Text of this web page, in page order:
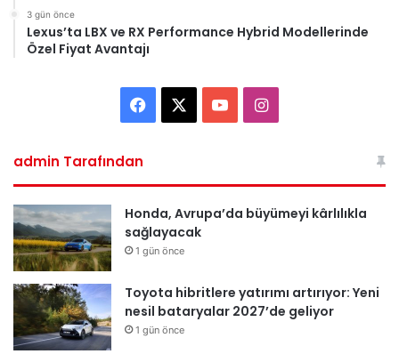
3 gün önce
Lexus’ta LBX ve RX Performance Hybrid Modellerinde
Özel Fiyat Avantajı
e
b
o
T
e
I
t
r
admin Tarafından
Honda, Avrupa’da büyümeyi kârlılıkla
sağlayacak
1 gün önce
Toyota hibritlere yatırımı artırıyor: Yeni
nesil bataryalar 2027’de geliyor
1 gün önce